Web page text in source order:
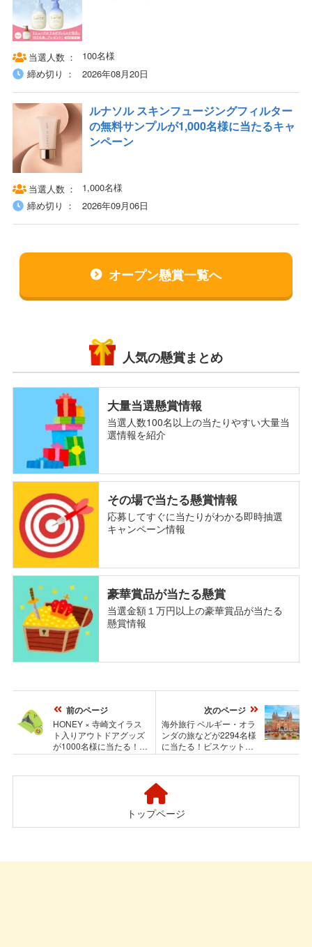
当選人数
100名様
締め切り
2026年08月20日
ルナソル スキンフュージングフィルター
の無料サンプルが1,000名様に当たるキャ
ンペーン
当選人数
1,000名様
締め切り
2026年09月06日
オープン懸賞一覧へ
人気の懸賞まとめ
大量当選懸賞情報
当選人数100名以上の当たりやすい大量当
選情報を紹介
その場で当たる懸賞情報
応募してすぐに当たりがわかる即時抽選
キャンペーン情報
豪華賞品が当たる懸賞
当選金額１万円以上の豪華賞品が当たる
懸賞情報
前のページ
HONEY × 寺崎文イラス
ト入りアウトドアグッズ
が1000名様に当たる！ア
サヒ スタイルフリーのプ
次のページ
海外旅行 ベルギー・オラ
ンダの旅などが2294名様
に当たる！ビスケットま
つりキャンペーン
トップページ